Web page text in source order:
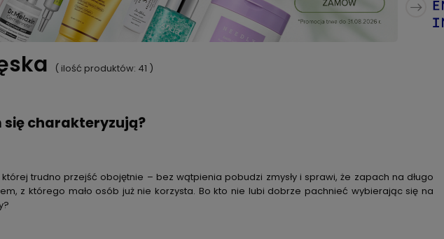
( ilość produktów: 41 )
się charakteryzują?
trudno przejść obojętnie – bez wątpienia pobudzi zmysły i sprawi, że zapach na długo
z którego mało osób już nie korzysta. Bo kto nie lubi dobrze pachnieć wybierając się na